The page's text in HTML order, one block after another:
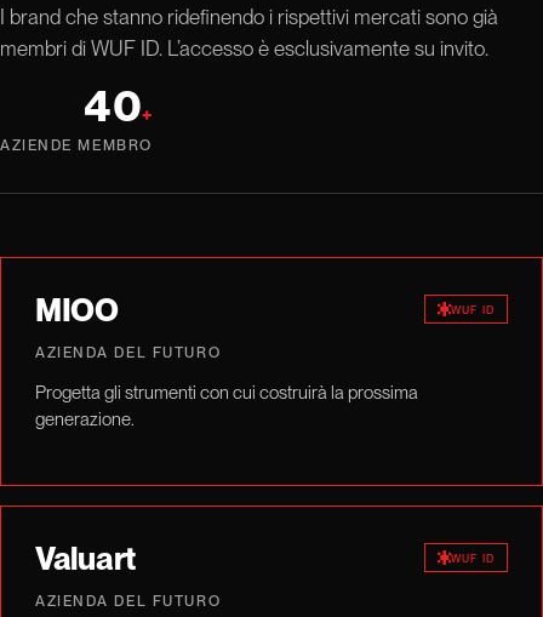
I brand che stanno ridefinendo i rispettivi mercati sono già
membri di WUF ID. L’accesso è esclusivamente su invito.
40+
AZIENDE MEMBRO
MIOO WUF ID
AZIENDA DEL FUTURO
Progetta gli strumenti con cui costruirà la prossima
generazione.
Valuart WUF ID
AZIENDA DEL FUTURO